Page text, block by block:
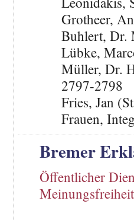
Grotheer,
Buhlert, Dr.
Lübke,
Müller, Dr.
2797-2798
Fries, Jan
Frauen,
Bremer
Öffentlicher
Meinungsfreiheit